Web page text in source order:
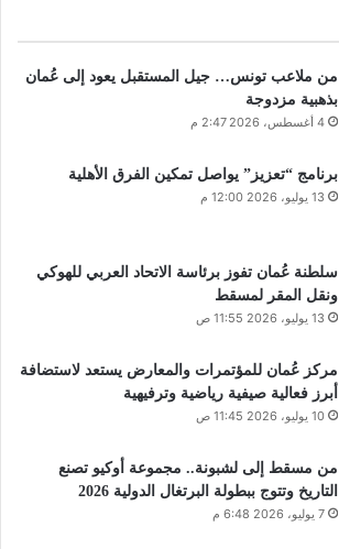
من ملاعب تونس… جيل المستقبل يعود إلى عُمان
بذهبية مزدوجة
4 أغسطس، 2026 2:47 م
برنامج “تعزيز” يواصل تمكين الفرق الأهلية
13 يوليو، 2026 12:00 م
سلطنة عُمان تفوز برئاسة الاتحاد العربي للهوكي
ونقل المقر لمسقط
13 يوليو، 2026 11:55 ص
مركز عُمان للمؤتمرات والمعارض يستعد لاستضافة
أبرز فعالية صيفية رياضية وترفيهية
10 يوليو، 2026 11:45 ص
من مسقط إلى لشبونة.. مجموعة أوكيو تصنع
التاريخ وتتوج ببطولة البرتغال الدولية 2026
7 يوليو، 2026 6:48 م